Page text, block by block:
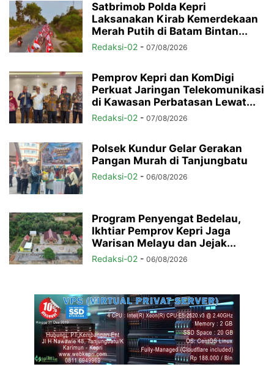
Satbrimob Polda Kepri
Laksanakan Kirab Kemerdekaan
Merah Putih di Batam Bintan...
Redaksi-02 - 07/08/2026
Pemprov Kepri dan KomDigi
Perkuat Jaringan Telekomunikasi
di Kawasan Perbatasan Lewat...
Redaksi-02 - 07/08/2026
Polsek Kundur Gelar Gerakan
Pangan Murah di Tanjungbatu
Redaksi-02 - 06/08/2026
Program Penyengat Bedelau,
Ikhtiar Pemprov Kepri Jaga
Warisan Melayu dan Jejak...
Redaksi-02 - 06/08/2026